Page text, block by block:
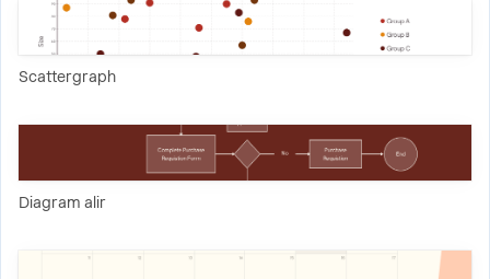
Scattergraph
Diagram alir